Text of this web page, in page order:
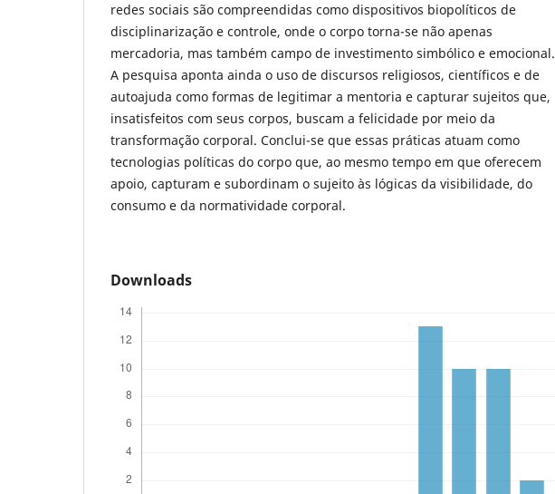
redes sociais são compreendidas como dispositivos biopolíticos de
disciplinarização e controle, onde o corpo torna-se não apenas
mercadoria, mas também campo de investimento simbólico e emocional.
A pesquisa aponta ainda o uso de discursos religiosos, científicos e de
autoajuda como formas de legitimar a mentoria e capturar sujeitos que,
insatisfeitos com seus corpos, buscam a felicidade por meio da
transformação corporal. Conclui-se que essas práticas atuam como
tecnologias políticas do corpo que, ao mesmo tempo em que oferecem
apoio, capturam e subordinam o sujeito às lógicas da visibilidade, do
consumo e da normatividade corporal.
Downloads